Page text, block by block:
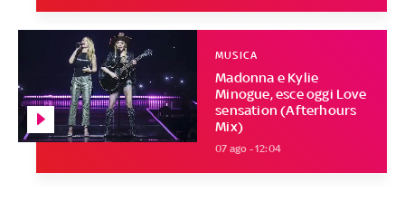
Madonna e Kylie
Minogue, esce oggi Love
sensation (Afterhours
Mix)
MUSICA
07 ago - 12:04